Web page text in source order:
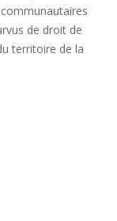
de droit de
territoire de la